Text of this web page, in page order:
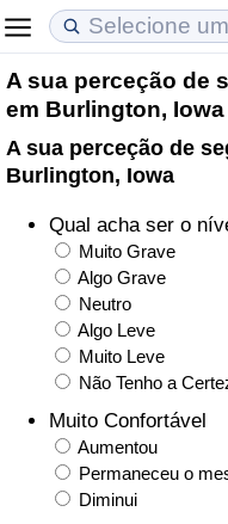
A sua perceção de
em Burlington, Iowa
A sua perceção de
Burlington, Iowa
Qual acha ser o
Muito Grave
Algo Grave
Neutro
Algo Leve
Muito Leve
Não Tenho a
Muito Confortável
Aumentou
Permaneceu o
Diminui
Custo de Vida
Indicador de Custo de
Indicador de Custo de
Indicador de Custo de
em Aqaba
Preços de Imóveis
Indicador de Preços
Indicador de Preços
Indicador de Preços
Qualidade de Vida
Indicador de
Indicador de
Índice de qualidade
Crime
Taxa do Indicador de
Indicador de Crime